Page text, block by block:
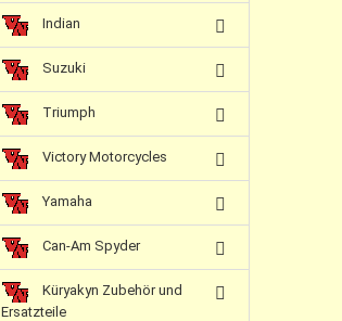
Indian
Suzuki
Triumph
Victory Motorcycles
Yamaha
Can-Am Spyder
Küryakyn Zubehör und
Ersatzteile